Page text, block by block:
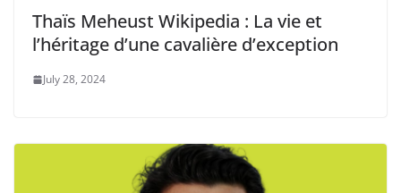
Thaïs Meheust Wikipedia : La vie et
l’héritage d’une cavalière d’exception
July 28, 2024